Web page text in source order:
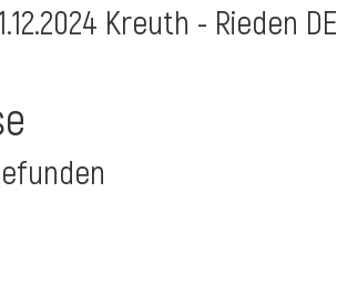
Kreuth - Rieden DE